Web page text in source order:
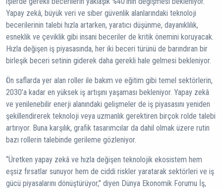
Yapay zekâ, büyük veri ve siber güvenlik alanlarındaki teknoloji
becerilerinin talebi hızla artarken, yaratıcı düşünme, dayanıklılık,
esneklik ve çeviklik gibi insani beceriler de kritik önemini koruyacak.
Hızla değişen iş piyasasında, her iki beceri türünü de barındıran bir
birleşik beceri setinin giderek daha gerekli hale gelmesi bekleniyor.
Ön saflarda yer alan roller ile bakım ve eğitim gibi temel sektörlerin,
2030’a kadar en yüksek iş artışını yaşaması bekleniyor. Yapay zekâ
ve yenilenebilir enerji alanındaki gelişmeler de iş piyasasını yeniden
şekillendirerek teknoloji veya uzmanlık gerektiren birçok rolde talebi
artırıyor. Buna karşılık, grafik tasarımcılar da dahil olmak üzere rutin
bazı rollerin talebinde gerileme gözleniyor.
“Üretken yapay zekâ ve hızla değişen teknolojik ekosistem hem
eşsiz fırsatlar sunuyor hem de ciddi riskler yaratarak sektörleri ve iş
gücü piyasalarını dönüştürüyor,” diyen Dünya Ekonomik Forumu İş,